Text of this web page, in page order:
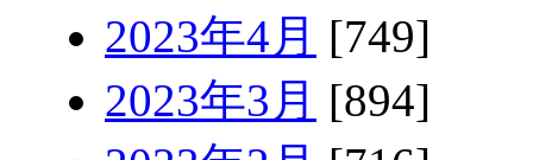
2023年4月 [749]
2023年3月 [894]